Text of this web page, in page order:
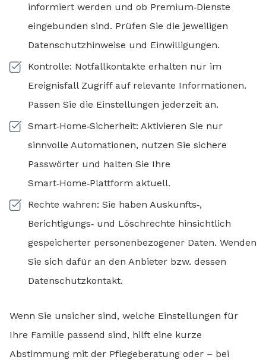
informiert werden und ob Premium‑Dienste
eingebunden sind. Prüfen Sie die jeweiligen
Datenschutzhinweise und Einwilligungen.
Kontrolle: Notfallkontakte erhalten nur im
Ereignisfall Zugriff auf relevante Informationen.
Passen Sie die Einstellungen jederzeit an.
Smart‑Home‑Sicherheit: Aktivieren Sie nur
sinnvolle Automationen, nutzen Sie sichere
Passwörter und halten Sie Ihre
Smart‑Home‑Plattform aktuell.
Rechte wahren: Sie haben Auskunfts‑,
Berichtigungs‑ und Löschrechte hinsichtlich
gespeicherter personenbezogener Daten. Wenden
Sie sich dafür an den Anbieter bzw. dessen
Datenschutzkontakt.
Wenn Sie unsicher sind, welche Einstellungen für
Ihre Familie passend sind, hilft eine kurze
Abstimmung mit der Pflegeberatung oder – bei